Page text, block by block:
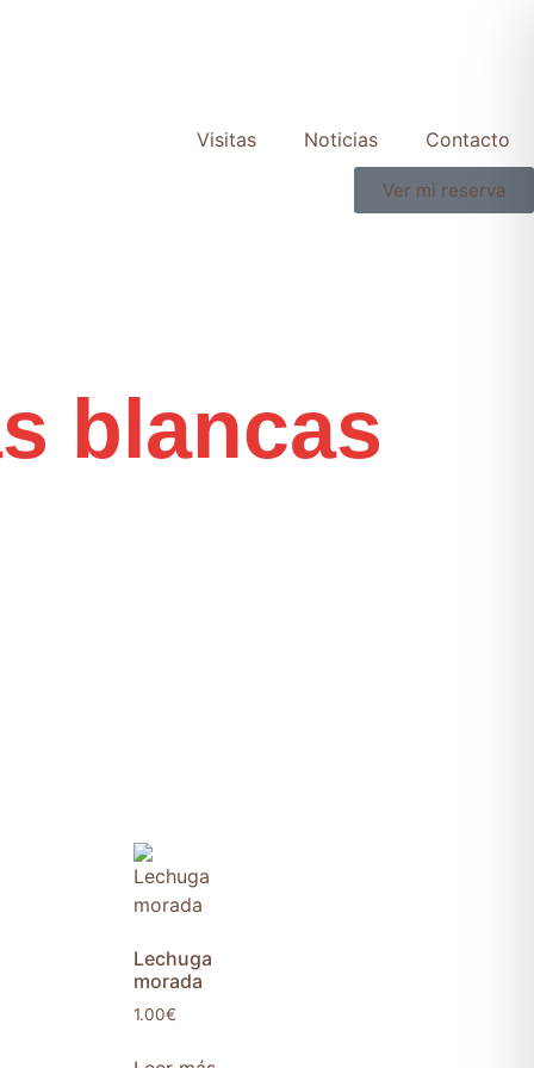
Visitas Noticias Contacto
Ver mi reserva
blancas
Lechuga
morada
1.00€